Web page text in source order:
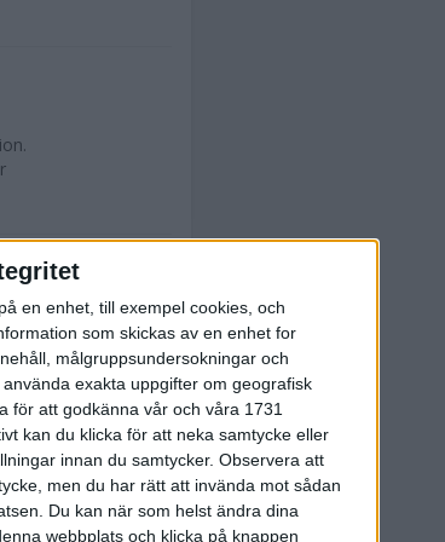
en enhet, till exempel cookies, och
som skickas av en enhet for
målgruppsundersokningar och
exakta uppgifter om geografisk
för att godkänna vår och våra 1731
kan du klicka för att neka samtycke eller
innan du samtycker. Observera att
men du har rätt att invända mot sådan
Du kan när som helst ändra dina
webbplats och klicka på knappen
det